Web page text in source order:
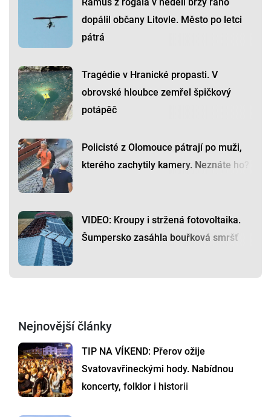
dopálil občany Litovle. Město po letci
pátrá
Tragédie v Hranické propasti. V
obrovské hloubce zemřel špičkový
potápěč
Policisté z Olomouce pátrají po muži,
kterého zachytily kamery. Neznáte ho?
VIDEO: Kroupy i stržená fotovoltaika.
Šumpersko zasáhla bouřková smršť
Nejnovější články
TIP NA VÍKEND: Přerov ožije
Svatovavřineckými hody. Nabídnou
koncerty, folklor i historii